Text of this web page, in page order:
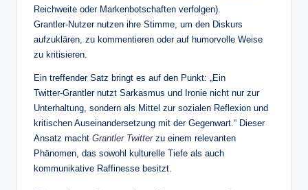
Reichweite oder Markenbotschaften verfolgen).
Grantler‑Nutzer nutzen ihre Stimme, um den Diskurs
aufzuklären, zu kommentieren oder auf humorvolle Weise
zu kritisieren.
Ein treffender Satz bringt es auf den Punkt: „Ein
Twitter‑Grantler nutzt Sarkasmus und Ironie nicht nur zur
Unterhaltung, sondern als Mittel zur sozialen Reflexion und
kritischen Auseinandersetzung mit der Gegenwart.“ Dieser
Ansatz macht Grantler Twitterzu einem relevanten
Phänomen, das sowohl kulturelle Tiefe als auch
kommunikative Raffinesse besitzt.